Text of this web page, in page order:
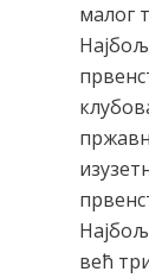
малог
већ